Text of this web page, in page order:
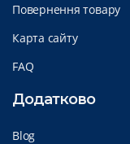
Повернення товару
Карта сайту
FAQ
Додатково
Blog